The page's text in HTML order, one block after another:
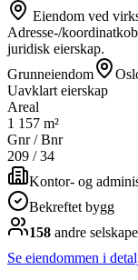
Eiendom ved
Adresse-/
juridisk eierskap.
Grunneiendom
Uavklart eierskap
Areal
1 157 m²
Gnr / Bnr
209 /34
Kontor- og
Bekreftet bygg
158 andre selskap
Se eiendommen i